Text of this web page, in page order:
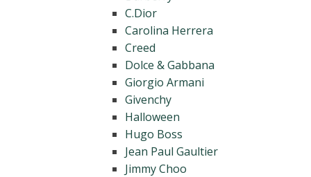
C.Dior
Carolina Herrera
Creed
Dolce & Gabbana
Giorgio Armani
Givenchy
Halloween
Hugo Boss
Jean Paul Gaultier
Jimmy Choo